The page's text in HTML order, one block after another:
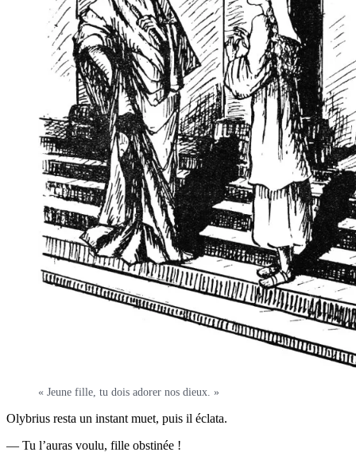
« Jeune fille, tu dois ado­rer nos dieux. »
Oly­brius res­ta un ins­tant muet, puis il éclata.
— Tu l’au­ras vou­lu, fille obstinée !